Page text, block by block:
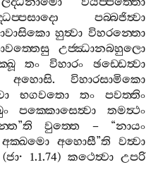
පබ‍්බජිත්‍වා
හුත්‍වා විහරන‍්තො
උජ‍්ඣානබහුලො
තං විහාරං
ඡඩ‍්ඩෙත්‍වා
අහොසි. විහාරසාමිකො
භගවතො තං
පවත‍්තිං
පක‍්කොසෙත්‍වා
තමත්‍ථං
”ති වුත‍්තෙ – “නායං
අක‍්ඛමො අහොසී”ති
වත්‍වා
(ජා· 1.1.74) කථෙත්‍වා උපරි